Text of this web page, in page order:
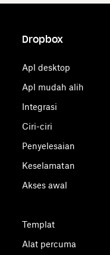
Dropbox
Apl desktop
Apl mudah alih
Integrasi
Ciri-ciri
Penyelesaian
Keselamatan
Akses awal
Templat
Alat percuma